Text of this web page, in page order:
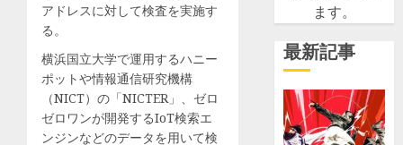
アドレスに対して検査を実施す
る。
横浜国立大学で運用するハニー
ポットや情報通信研究機構
（NICT）の「NICTER」、ゼロ
ゼロワンが開発するIoT検索エ
ンジンなどのデータを用いて検
ます。
最新記事